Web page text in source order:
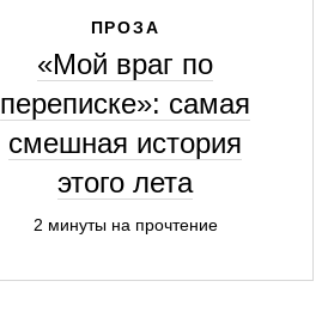
ПРОЗА
«Мой враг по
переписке»: самая
смешная история
этого лета
2 минуты на прочтение